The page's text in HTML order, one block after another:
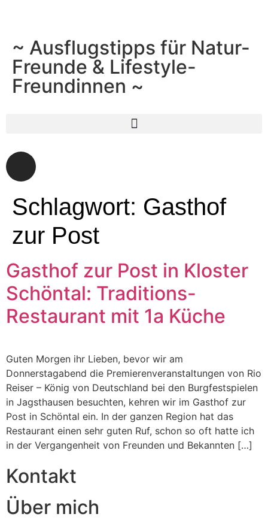
~ Ausflugstipps für Natur-
Freunde & Lifestyle-
Freundinnen ~
Schlagwort: Gasthof
zur Post
Gasthof zur Post in Kloster
Schöntal: Traditions-
Restaurant mit 1a Küche
Guten Morgen ihr Lieben, bevor wir am
Donnerstagabend die Premierenveranstaltungen von Rio
Reiser – König von Deutschland bei den Burgfestspielen
in Jagsthausen besuchten, kehren wir im Gasthof zur
Post in Schöntal ein. In der ganzen Region hat das
Restaurant einen sehr guten Ruf, schon so oft hatte ich
in der Vergangenheit von Freunden und Bekannten […]
Kontakt
Über mich